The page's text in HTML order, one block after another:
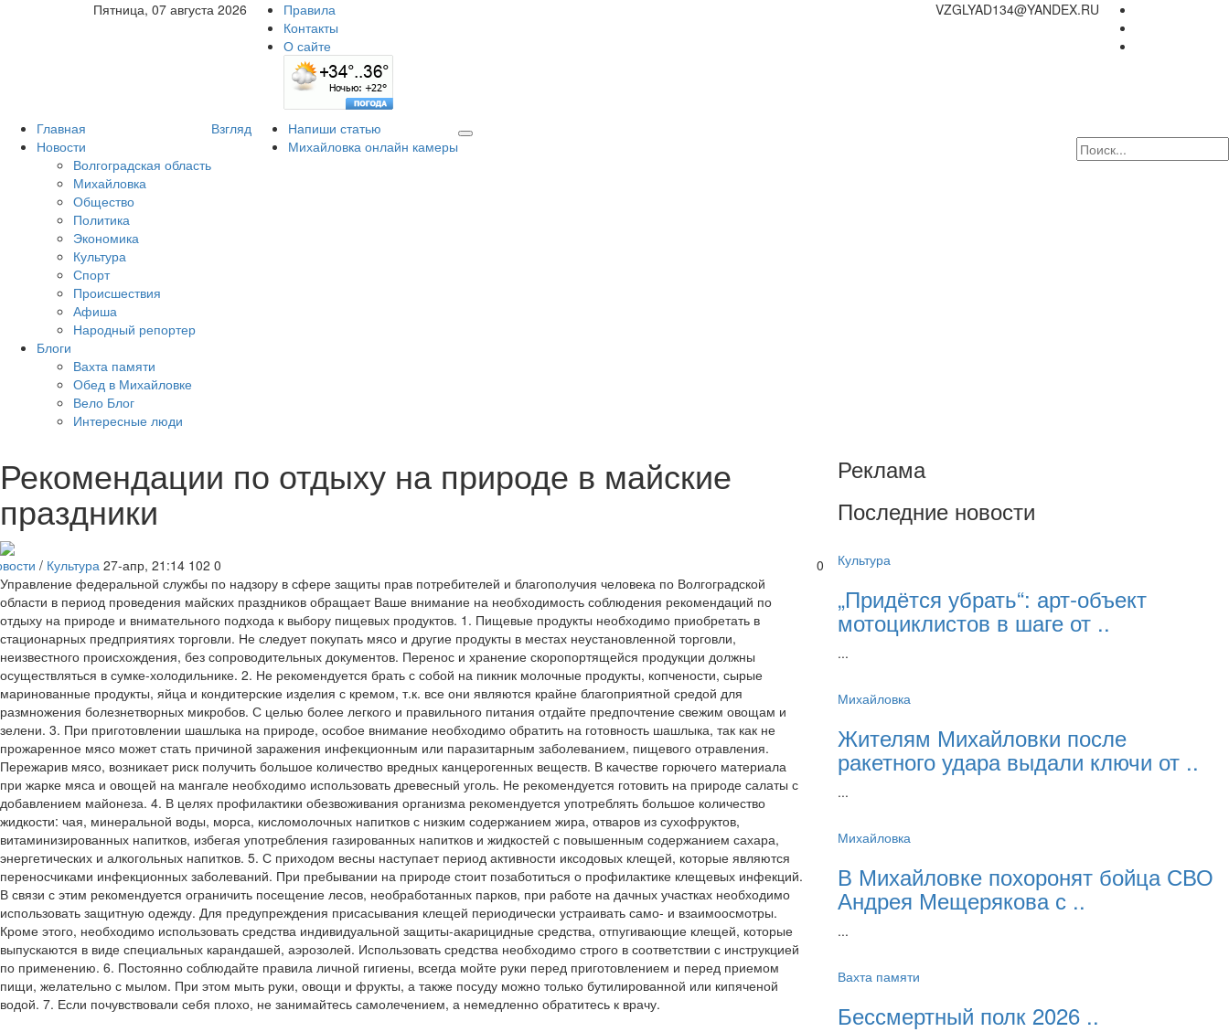
Пятница, 07 августа 2026
Правила
Контакты
О сайте
VZGLYAD134@YANDEX.RU
Главная
Новости
Волгоградская область
Михайловка
Общество
Политика
Экономика
Культура
Спорт
Происшествия
Афиша
Народный репортер
Блоги
Вахта памяти
Обед в Михайловке
Вело Блог
Интересные люди
Взгляд
Напиши статью
Михайловка онлайн камеры
Рекомендации по отдыху на природе в майские
праздники
/ Культура 27-апр, 21:14 102 0
0
Управление федеральной службы по надзору в сфере защиты прав потребителей и благополучия человека по Волгоградской
области в период проведения майских праздников обращает Ваше внимание на необходимость соблюдения рекомендаций по
отдыху на природе и внимательного подхода к выбору пищевых продуктов. 1. Пищевые продукты необходимо приобретать в
стационарных предприятиях торговли. Не следует покупать мясо и другие продукты в местах неустановленной торговли,
неизвестного происхождения, без сопроводительных документов. Перенос и хранение скоропортящейся продукции должны
осуществляться в сумке-холодильнике. 2. Не рекомендуется брать с собой на пикник молочные продукты, копчености, сырые
маринованные продукты, яйца и кондитерские изделия с кремом, т.к. все они являются крайне благоприятной средой для
размножения болезнетворных микробов. С целью более легкого и правильного питания отдайте предпочтение свежим овощам и
зелени. 3. При приготовлении шашлыка на природе, особое внимание необходимо обратить на готовность шашлыка, так как не
прожаренное мясо может стать причиной заражения инфекционным или паразитарным заболеванием, пищевого отравления.
Пережарив мясо, возникает риск получить большое количество вредных канцерогенных веществ. В качестве горючего материала
при жарке мяса и овощей на мангале необходимо использовать древесный уголь. Не рекомендуется готовить на природе салаты с
добавлением майонеза. 4. В целях профилактики обезвоживания организма рекомендуется употреблять большое количество
жидкости: чая, минеральной воды, морса, кисломолочных напитков с низким содержанием жира, отваров из сухофруктов,
витаминизированных напитков, избегая употребления газированных напитков и жидкостей с повышенным содержанием сахара,
энергетических и алкогольных напитков. 5. С приходом весны наступает период активности иксодовых клещей, которые являются
переносчиками инфекционных заболеваний. При пребывании на природе стоит позаботиться о профилактике клещевых инфекций.
В связи с этим рекомендуется ограничить посещение лесов, необработанных парков, при работе на дачных участках необходимо
использовать защитную одежду. Для предупреждения присасывания клещей периодически устраивать само- и взаимоосмотры.
Кроме этого, необходимо использовать средства индивидуальной защиты-акарицидные средства, отпугивающие клещей, которые
выпускаются в виде специальных карандашей, аэрозолей. Использовать средства необходимо строго в соответствии с инструкцией
по применению. 6. Постоянно соблюдайте правила личной гигиены, всегда мойте руки перед приготовлением и перед приемом
пищи, желательно с мылом. При этом мыть руки, овощи и фрукты, а также посуду можно только бутилированной или кипяченой
водой. 7. Если почувствовали себя плохо, не занимайтесь самолечением, а немедленно обратитесь к врачу.
Реклама
Последние новости
Культура
„Придётся убрать“: арт‑объект
мотоциклистов в шаге от ..
...
Михайловка
Жителям Михайловки после
ракетного удара выдали ключи от ..
...
Михайловка
В Михайловке похоронят бойца СВО
Андрея Мещерякова с ..
...
Вахта памяти
Бессмертный полк 2026 ..